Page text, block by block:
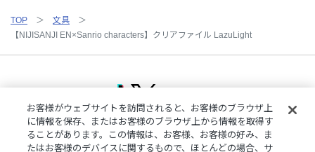
TOP
文具
【NIJISANJI EN×Sanrio characters】クリアファイル LazuLight
ご利用規約プライバシーポリシー 特定商取引法に基づく表記
お客様がウェブサイトを訪問されると、お客様のブラウザ上
に情報を保存、またはお客様のブラウザ上から情報を取得す
ることがあります。この情報は、お客様、お客様の好み、ま
たはお客様のデバイスに関するもので、ほとんどの場合、サ